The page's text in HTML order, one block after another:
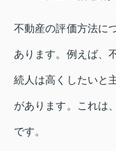
不動産の評価方法に
あります。例えば、
続人は高くしたいと
があります。これは
です。